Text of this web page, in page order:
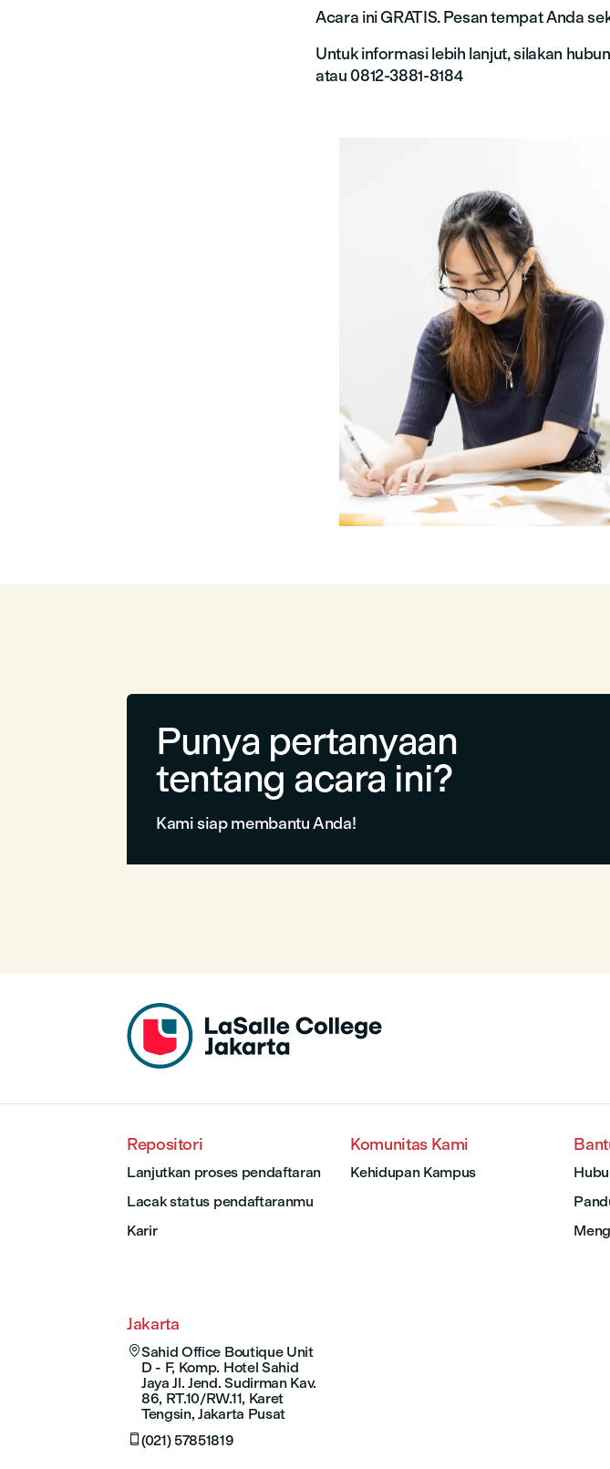
Acara ini GRATIS. Pesan tempat Anda
Untuk informasi lebih lanjut, silakan
atau 0812-3881-8184
Punya pertanyaan
tentang acara ini?
Kami siap membantu Anda!
Repositori
Lanjutkan proses pendaftaran
Lacak status pendaftaranmu
Karir
Komunitas Kami
Kehidupan Kampus
Jakarta
Sahid Office Boutique Unit
D - F, Komp. Hotel Sahid
Jaya Jl. Jend. Sudirman Kav.
86, RT.10/RW.11, Karet
Tengsin, Jakarta Pusat
 (021) 57851819